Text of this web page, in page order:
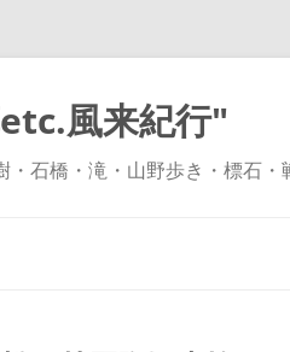
風来紀行"
石橋・滝・山野歩き・標石・